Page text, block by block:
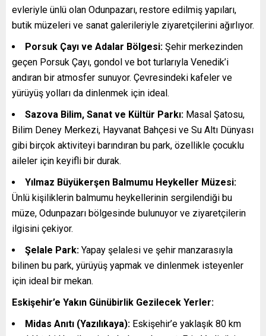
evleriyle ünlü olan Odunpazarı, restore edilmiş yapıları,
butik müzeleri ve sanat galerileriyle ziyaretçilerini ağırlıyor.
Porsuk Çayı ve Adalar Bölgesi: Şehir merkezinden
geçen Porsuk Çayı, gondol ve bot turlarıyla Venedik’i
andıran bir atmosfer sunuyor. Çevresindeki kafeler ve
yürüyüş yolları da dinlenmek için ideal.
Sazova Bilim, Sanat ve Kültür Parkı: Masal Şatosu,
Bilim Deney Merkezi, Hayvanat Bahçesi ve Su Altı Dünyası
gibi birçok aktiviteyi barındıran bu park, özellikle çocuklu
aileler için keyifli bir durak.
Yılmaz Büyükerşen Balmumu Heykeller Müzesi:
Ünlü kişiliklerin balmumu heykellerinin sergilendiği bu
müze, Odunpazarı bölgesinde bulunuyor ve ziyaretçilerin
ilgisini çekiyor.
Şelale Park: Yapay şelalesi ve şehir manzarasıyla
bilinen bu park, yürüyüş yapmak ve dinlenmek isteyenler
için ideal bir mekan.
Eskişehir’e Yakın Günübirlik Gezilecek Yerler:
Midas Anıtı (Yazılıkaya): Eskişehir’e yaklaşık 80 km